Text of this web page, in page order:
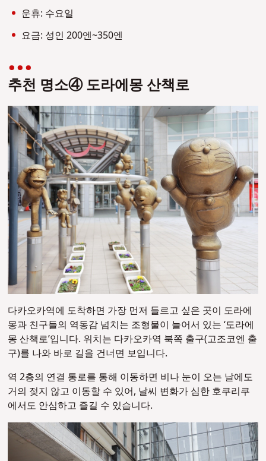
운휴: 수요일
요금: 성인 200엔~350엔
추천 명소④ 도라에몽 산책로
다카오카역에 도착하면 가장 먼저 들르고 싶은 곳이 도라에
몽과 친구들의 역동감 넘치는 조형물이 늘어서 있는 ‘도라에
몽 산책로’입니다. 위치는 다카오카역 북쪽 출구(고조코엔 출
구)를 나와 바로 길을 건너면 보입니다.
역 2층의 연결 통로를 통해 이동하면 비나 눈이 오는 날에도
거의 젖지 않고 이동할 수 있어, 날씨 변화가 심한 호쿠리쿠
에서도 안심하고 즐길 수 있습니다.